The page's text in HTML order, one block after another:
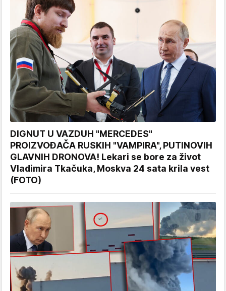
DIGNUT U VAZDUH "MERCEDES"
PROIZVOĐAČA RUSKIH "VAMPIRA", PUTINOVIH
GLAVNIH DRONOVA! Lekari se bore za život
Vladimira Tkačuka, Moskva 24 sata krila vest
(FOTO)